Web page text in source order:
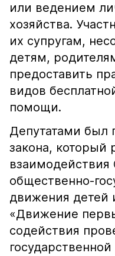
или ведением
хозяйства.
их супругам,
детям,
предоставить
видов
помощи.
Депутатами был
закона, который
общественно-
движения детей
«Движение
содействия